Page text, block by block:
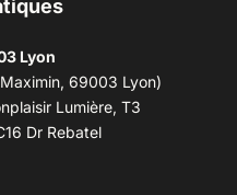
Lyon
69003 Lyon)
Lumière, T3
Dr Rebatel